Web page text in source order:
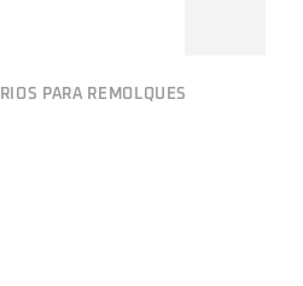
PARA REMOLQUES